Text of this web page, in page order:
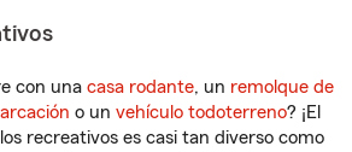
con una casa rodante, un remolque de
o un vehículo todoterreno? ¡El
recreativos es casi tan diverso como